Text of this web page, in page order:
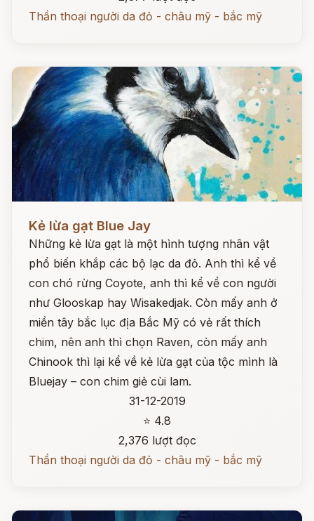
Thần thoại người da đỏ - châu mỹ - bắc mỹ
Kẻ lừa gạt Blue Jay
Những kẻ lừa gạt là một hình tượng nhân vật
phổ biến khắp các bộ lạc da đỏ. Anh thì kể về
con chó rừng Coyote, anh thì kể về con người
như Glooskap hay Wisakedjak. Còn mấy anh ở
miền tây bắc lục địa Bắc Mỹ có vẻ rất thích
chim, nên anh thì chọn Raven, còn mấy anh
Chinook thì lại kể về kẻ lừa gạt của tộc mình là
Bluejay – con chim giẻ cùi lam.
31-12-2019
⭐ 4.8
2,376 lượt đọc
Thần thoại người da đỏ - châu mỹ - bắc mỹ